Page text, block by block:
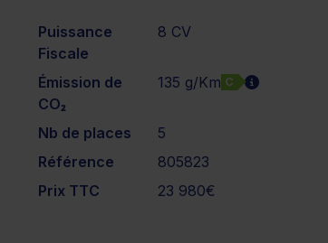
Puissance
Fiscale
8 CV
Émission de
CO₂
135 g/Km C
Nb de places
5
Référence
805823
Prix TTC
23 980€